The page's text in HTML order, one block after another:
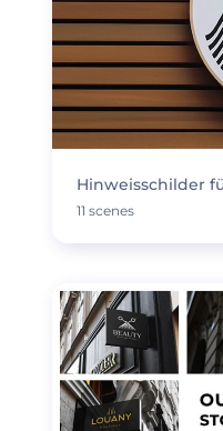
Hinweisschilder
11 scenes